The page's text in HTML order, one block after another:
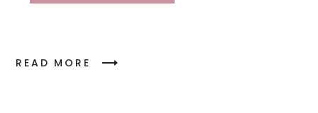
READ MORE